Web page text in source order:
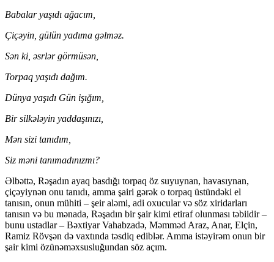
Babalar yaşıdı ağacım,
Çiçəyin, gülün yadıma gəlməz.
Sən ki, əsrlər görmüsən,
Torpaq yaşıdı dağım.
Dünya yaşıdı Gün işığım,
Bir silkələyin yaddaşınızı,
Mən sizi tanıdım,
Siz məni tanımadınızmı?
Əlbəttə, Rəşadın ayaq basdığı torpaq öz suyuynan, havasıynan,
çiçəyiynən onu tanıdı, amma şairi gərək o torpaq üstündəki el
tanısın, onun mühiti – şeir aləmi, adi oxucular və söz xiridarları
tanısın və bu mənada, Rəşadın bir şair kimi etiraf olunması təbiidir –
bunu ustadlar – Bəxtiyar Vahabzadə, Məmməd Araz, Anar, Elçin,
Ramiz Rövşən də vaxtında təsdiq ediblər. Amma istəyirəm onun bir
şair kimi özünəməxsusluğundan söz açım.